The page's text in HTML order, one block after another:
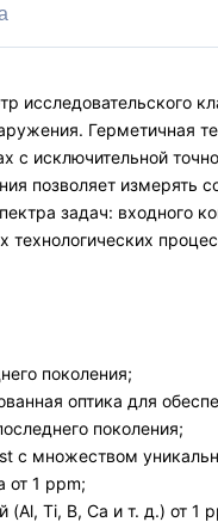
исследовательского
Герметичная
с исключительной
позволяет
задач: входного
поколения;
оптика для
поколения;
c множеством
от 1 ppm;
Ti, B, Ca и т. д.) от 1